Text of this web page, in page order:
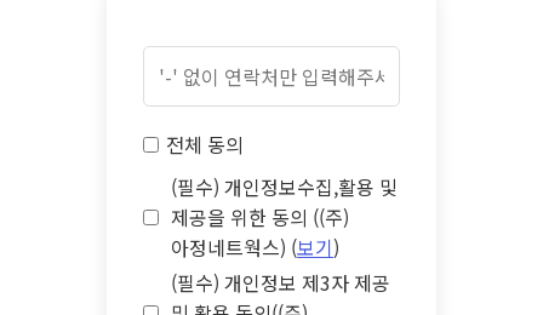
전체 동의
(필수) 개인정보수집,활용 및
제공을 위한 동의 ((주)
아정네트웍스) (보기)
(필수) 개인정보 제3자 제공